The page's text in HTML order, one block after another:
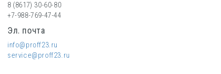
8 (8617) 30-60-80
+7-988-769-47-44
Эл. почта
info@proff23.ru
service@proff23.ru